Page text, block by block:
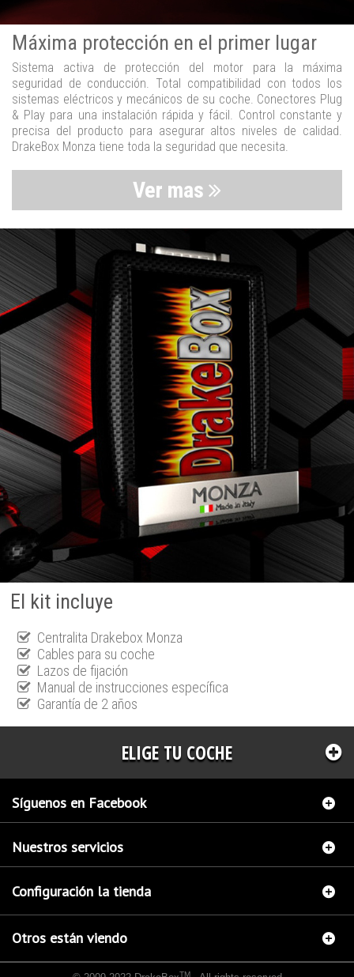
Máxima protección en el primer lugar
Sistema activa de protección del motor para la máxima
seguridad de conducción. Total compatibilidad con todos los
sistemas eléctricos y mecánicos de su coche. Conectores Plug
& Play para una instalación rápida y fácil. Control constante y
precisa del producto para asegurar altos niveles de calidad.
DrakeBox Monza tiene toda la seguridad que necesita.
Ver mas
El kit incluye
Centralita Drakebox Monza
Cables para su coche
Lazos de fijación
Manual de instrucciones específica
Garantía de 2 años
ELIGE TU COCHE
Síguenos en Facebook
Nuestros servicios
Configuración la tienda
Otros están viendo
TM